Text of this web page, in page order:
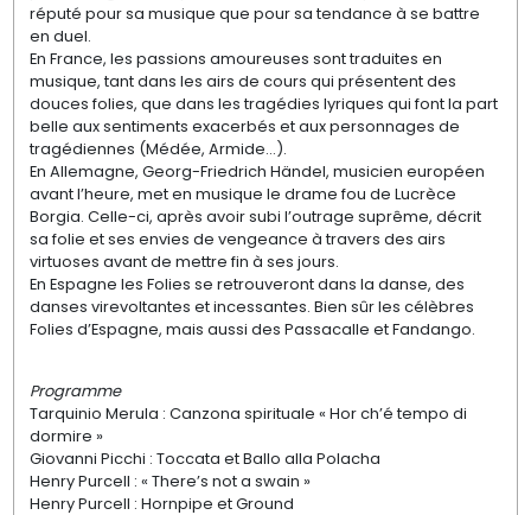
réputé pour sa musique que pour sa tendance à se battre
en duel.
En France, les passions amoureuses sont traduites en
musique, tant dans les airs de cours qui présentent des
douces folies, que dans les tragédies lyriques qui font la part
belle aux sentiments exacerbés et aux personnages de
tragédiennes (Médée, Armide…).
En Allemagne, Georg-Friedrich Händel, musicien européen
avant l’heure, met en musique le drame fou de Lucrèce
Borgia. Celle-ci, après avoir subi l’outrage suprême, décrit
sa folie et ses envies de vengeance à travers des airs
virtuoses avant de mettre fin à ses jours.
En Espagne les Folies se retrouveront dans la danse, des
danses virevoltantes et incessantes. Bien sûr les célèbres
Folies d’Espagne, mais aussi des Passacalle et Fandango.
Programme
Tarquinio Merula : Canzona spirituale « Hor ch’é tempo di
dormire »
Giovanni Picchi : Toccata et Ballo alla Polacha
Henry Purcell : « There’s not a swain »
Henry Purcell : Hornpipe et Ground